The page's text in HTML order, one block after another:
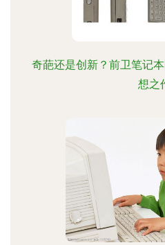
奇葩还是创新？前卫笔记
想之